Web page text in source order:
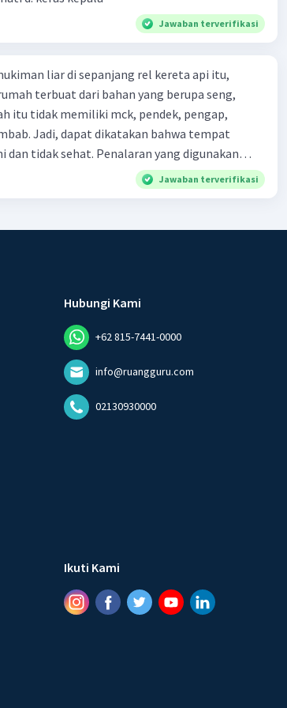
Jawaban terverifikasi
liar di sepanjang rel kereta api itu,
terbuat dari bahan yang berupa seng,
itu tidak memiliki mck, pendek, pengap,
Jadi, dapat dikatakan bahwa tempat
yang digunakan
. . .
Jawaban terverifikasi
Hubungi Kami
+62 815-7441-0000
info@ruangguru.com
02130930000
Ikuti Kami